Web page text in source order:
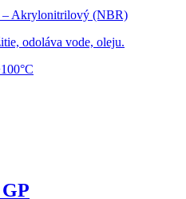
– Akrylonitrilový (NBR)
odoláva vode, oleju.